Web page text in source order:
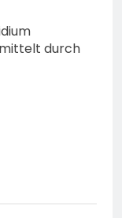
durch